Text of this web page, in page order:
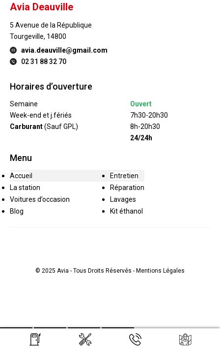
Avia Deauville
5 Avenue de la République
Tourgeville, 14800
avia.deauville@gmail.com
02 31 88 32 70
Horaires d’ouverture
Semaine
Week-end et j.fériés
Carburant(Sauf GPL)
Ouvert
7h30-20h30
8h-20h30
24/24h
Menu
Accueil
La station
Voitures d’occasion
Blog
Entretien
Réparation
Lavages
Kit éthanol
© 2025 Avia - Tous Droits Réservés - Mentions Légales